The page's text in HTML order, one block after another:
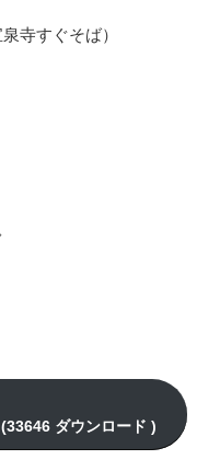
寺すぐそば）